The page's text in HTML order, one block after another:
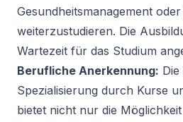
Gesundheitsmanagement
weiterzustudieren. Die
Wartezeit für das Studium
Berufliche Anerkennung:
Spezialisierung durch Kurse
bietet nicht nur die